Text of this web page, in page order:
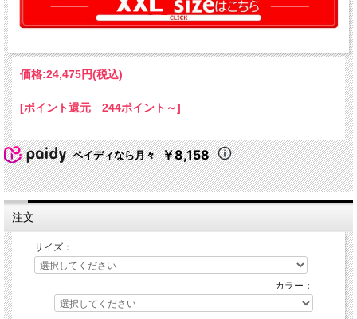
価格:24,475円(税込)
[ポイント還元 244ポイント～]
ペイディなら月々 ￥8,158
注文
サイズ：
カラー：